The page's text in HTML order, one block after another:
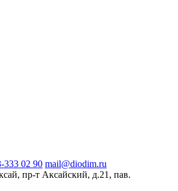
333 02 90 mail@diodim.ru
пр-т Аксайский, д.21, пав.